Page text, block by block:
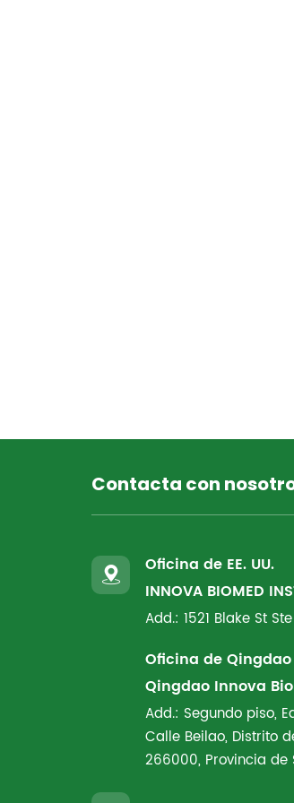
Contacta con
Oficina de EE. UU.
INNOVA BIOMED
Add.: 1521 Blake St
Oficina de Qingdao
Qingdao Innova
Add.: Segundo piso,
Calle Beilao, Distrito
266000, Provincia de